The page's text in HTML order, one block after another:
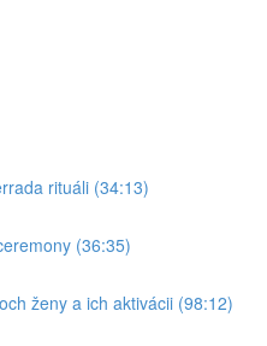
rituáli (34:13)
(36:35)
ženy a ich aktivácii (98:12)